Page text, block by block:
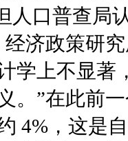
人口普查局
济政策研
学上不显著
。”在此前
4%，这是